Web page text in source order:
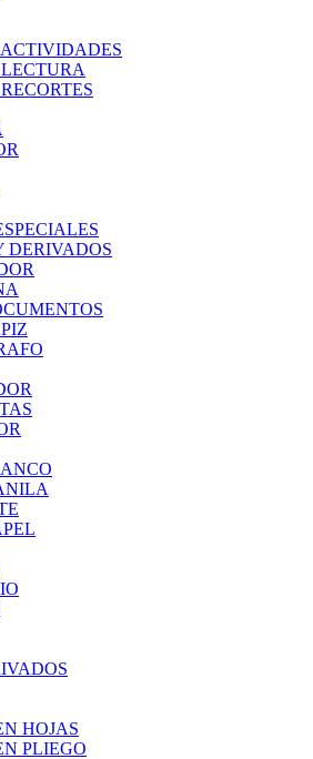
DERIVADOS
HOJAS
PLIEGO